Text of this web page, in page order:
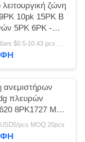
ζώνη
10pk 15PK Β
5PK 6PK -
US Dollars $0.5-10.43 pcs MOQ:50 κομμάτια
ανεμιστήρων
πλευρών
8PK1727 Muti
β-ζώνη 8PK
της Cummins
pcs MOQ:20pcs